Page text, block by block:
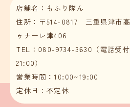
店舗名：もふり隊ん
住所：〒514-0817 三重県津市
ゥナーレ津406
TEL：080-9734-3630（電話受
21:00）
営業時間：10:00~19:00
定休日：不定休